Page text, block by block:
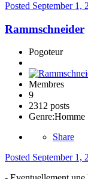
Posted September 1,
Rammschneider
Pogoteur
Membres
9
2312 posts
Genre:Homme
Share
Posted September 1,